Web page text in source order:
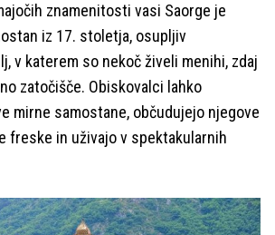
znamenitosti vasi Saorge je
iz 17. stoletja, osupljiv
v katerem so nekoč živeli menihi, zdaj
zatočišče. Obiskovalci lahko
mirne samostane, občudujejo njegove
freske in uživajo v spektakularnih